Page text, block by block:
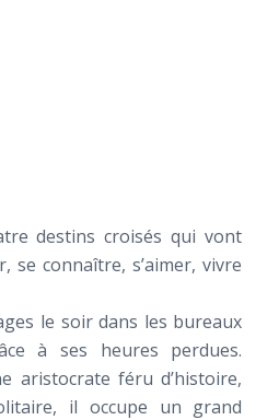
destins croisés qui vont
se connaître, s’aimer, vivre
le soir dans les bureaux
à ses heures perdues.
aristocrate féru d’histoire,
il occupe un grand